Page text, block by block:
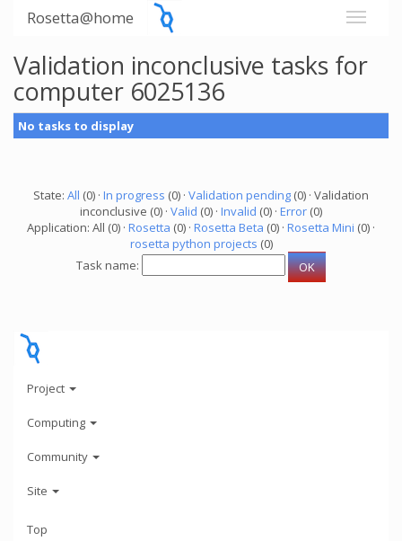
Rosetta@home
Validation inconclusive tasks for
computer 6025136
No tasks to display
State: All (0) · In progress (0) · Validation pending (0) · Validation
inconclusive (0) · Valid (0) · Invalid (0) · Error (0)
Application: All (0) · Rosetta (0) · Rosetta Beta (0) · Rosetta Mini (0) ·
rosetta python projects (0)
Task name:
Project
Computing
Community
Site
Top